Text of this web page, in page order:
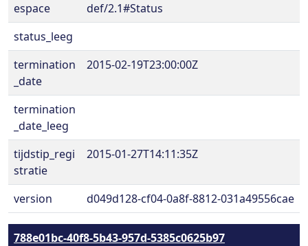
espace
def/2.1#Status
status_leeg
termination
_date
2015-02-19T23:00:00Z
termination
_date_leeg
tijdstip_regi
stratie
2015-01-27T14:11:35Z
version d049d128-cf04-0a8f-8812-031a49556cae
788e01bc-40f8-5b43-957d-5385c0625b97